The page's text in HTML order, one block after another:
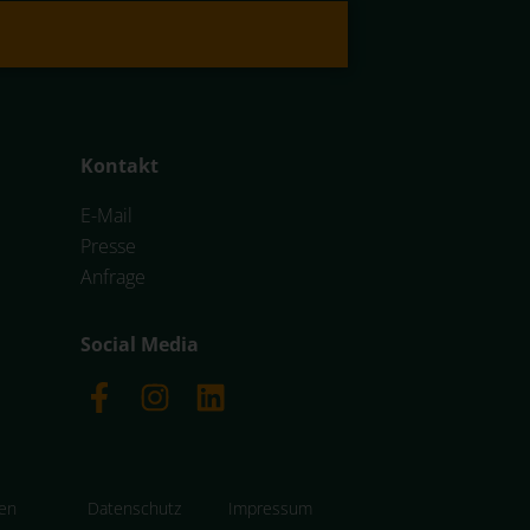
Kontakt
E-Mail
Presse
Anfrage
Social Media
Datenschutz Impressum